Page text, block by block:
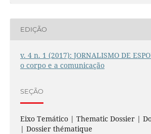
EDIÇÃO
v. 4 n. 1 (2017): JORNALISMO DE
o corpo e a comunicação
SEÇÃO
Eixo Temático | Thematic Dossier |
| Dossier thématique